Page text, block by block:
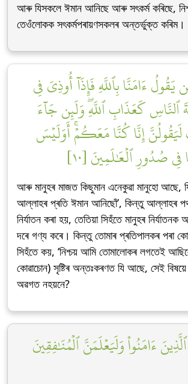
আৰু যিসকলে ঈমান আনিছে আৰু সৎকৰ্ম কৰিছে,
তেওঁলোকক সৎকৰ্মপৰায়ণসকলৰ অন্তৰ্ভুক্ত কৰিম।
ءَامَنَّا بِٱللَّهِ فَإِذَآ أُوذِيَ فِي
ٱلنَّاسِ كَعَذَابِ ٱللَّهِۖ وَلَئِن جَآءَ
إِنَّا كُنَّا مَعَكُمۡۚ أَوَلَيۡسَ
فِي صُدُورِ ٱلۡعَٰلَمِينَ [١٠]
আৰু মানুহৰ মাজত কিছুমান এনেকুৱা মানুহো আছে,
আল্লাহৰ প্ৰতি ঈমান আনিছোঁ’, কিন্তু আল্লাহৰ
নিৰ্যাতন কৰা হয়, তেতিয়া সিহঁতে মানুহৰ
দৰে গণ্য কৰে। কিন্তু তোমাৰ প্ৰতিপালকৰ পৰা
সিহঁতে কয়, ‘নিশ্চয় আমি তোমালোকৰ লগতেই
কোৱাচোন) সৃষ্টিৰ অন্তঃকৰণত যি আছে, সেই
অৱগত নহয়নে?
ءَامَنُواْ وَلَيَعۡلَمَنَّ ٱلۡمُنَٰفِقِينَ